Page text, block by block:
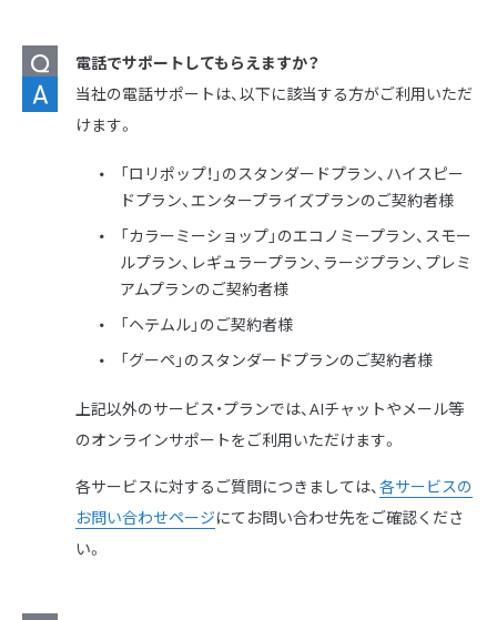
電話でサポートしてもらえますか？
当社の電話サポートは、以下に該当する方がご利用いただ
けます。
「ロリポップ！」のスタンダードプラン、ハイスピー
ドプラン、エンタープライズプランのご契約者様
「カラーミーショップ」のエコノミープラン、スモー
ルプラン、レギュラープラン、ラージプラン、プレミ
アムプランのご契約者様
「ヘテムル」のご契約者様
「グーペ」のスタンダードプランのご契約者様
上記以外のサービス・プランでは、AIチャットやメール等
のオンラインサポートをご利用いただけます。
各サービスに対するご質問につきましては、各サービスの
お問い合わせページにてお問い合わせ先をご確認くださ
い。